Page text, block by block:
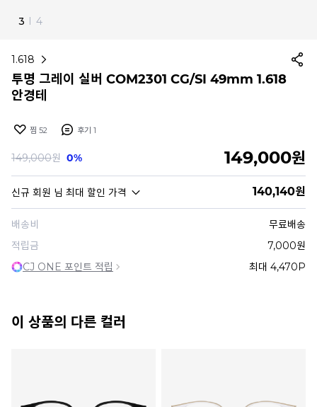
4 I 4
1.618
투명 그레이 실버 COM2301 CG/SI 49mm 1.618
안경테
찜 52 후기 1
149,000원 0% 149,000원
신규 회원 님 최대 할인 가격 140,140원
배송비
무료배송
적립금
7,000원
CJ ONE 포인트 적립
최대 4,470P
이 상품의 다른 컬러